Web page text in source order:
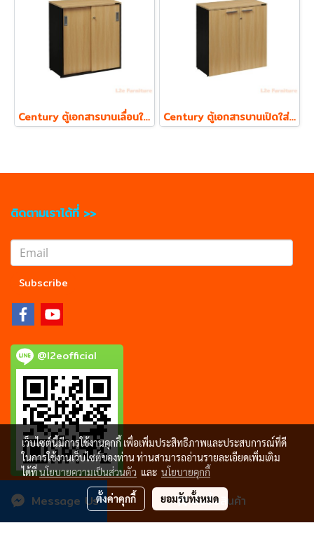
สั่งซื้อสินค้า
Message Us
Century ตู้เอกสารบานเลื่อนใส่แฟ้ม ตั้ง 2 ชั้น รุ่น LCS810 ความหนา Top 19 mm. Century ตู้เอกสารบานเปิดใส่แฟ้ม ตั้ง 2 ชั้น รุ่น LCL810 ความหนา Top 19 mm.
ติดตามเราได้ที่ >>
Subscribe
@l2eofficial
Copyright © 2021, L2eFurniture.com.. All rights reserved.
NO.1 Office System Furniture Manufacturing
เว็บไซต์นี้มีการใช้งานคุกกี้ เพื่อเพิ่มประสิทธิภาพและประสบการณ์ที่ดี
ในการใช้งานเว็บไซต์ของท่าน ท่านสามารถอ่านรายละเอียดเพิ่มเติม
ได้ที่นโยบายความเป็นส่วนตัว และ นโยบายคุกกี้
ตั้งค่าคุกกี้ ยอมรับทั้งหมด